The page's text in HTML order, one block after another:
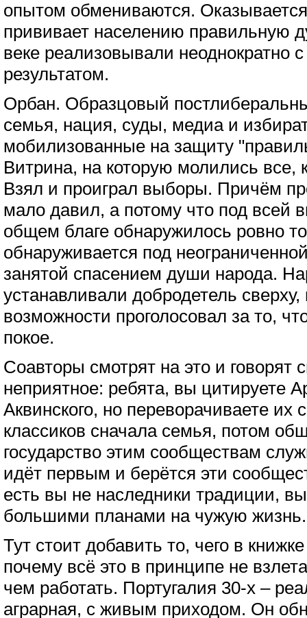
опытом обмениваются.
прививает населению правильную
веке реализовывали неоднократно
результатом.
Орбан. Образцовый
семья, нация, суды, медиа и
мобилизованные на защиту
Витрина, на которую молились все,
Взял и проиграл выборы. Причём
мало давил, а потому что под всей
общем благе обнаружилось ровно
обнаруживается под
занятой спасением души народа.
устанавливали добродетель
возможности проголосовал за то,
покое.
Соавторы смотрят на это и говорят
неприятное: ребята, вы цитируете
Аквинского, но переворачиваете их
классиков сначала семья, потом
государство этим сообществам
идёт первым и берётся эти
есть вы не наследники традиции,
большими планами на чужую жизнь.
Тут стоит добавить то, чего в
почему всё это в принципе не
чем работать. Португалия 30-х –
аграрная, с живым приходом. Он